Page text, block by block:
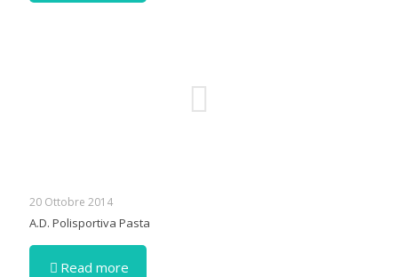
20 Ottobre 2014
A.D. Polisportiva Pasta
Read more